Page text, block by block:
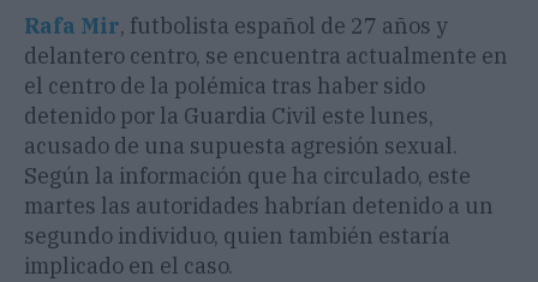
Rafa Mir, futbolista español de 27 años y
delantero centro, se encuentra actualmente en
el centro de la polémica tras haber sido
detenido por la Guardia Civil este lunes,
acusado de una supuesta agresión sexual.
Según la información que ha circulado, este
martes las autoridades habrían detenido a un
segundo individuo, quien también estaría
implicado en el caso.